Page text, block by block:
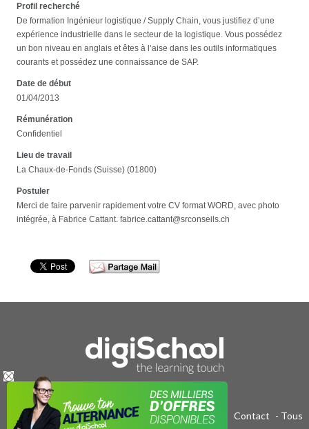
Profil recherché
De formation Ingénieur logistique / Supply Chain, vous justifiez d’une
expérience industrielle dans le secteur de la logistique. Vous possédez
un bon niveau en anglais et êtes à l’aise dans les outils informatiques
courants et possédez une connaissance de SAP.
Date de début
01/04/2013
Rémunération
Confidentiel
Lieu de travail
La Chaux-de-Fonds (Suisse) (01800)
Postuler
Merci de faire parvenir rapidement votre CV format WORD, avec photo
intégrée, à Fabrice Cattant. fabrice.cattant@srconseils.ch
Publicité sur le réseau digiSchool - C.G.U/C.G.V Contact - Tous